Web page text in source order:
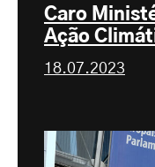
Caro
Ação
18.07.2023